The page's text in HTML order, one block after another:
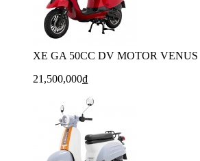
XE GA 50CC DV MOTOR VENUS
21,500,000₫